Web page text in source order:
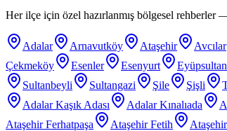
Her ilçe için özel hazırlanmış bölgesel rehberler
Adalar Arnavutköy Ataşehir Avcılar
Çekmeköy
Esenler Esenyurt Eyüpsultan
Sultanbeyli
Sultangazi Şile Şişli
Adalar Kaşık Adası
Adalar Kınalıada
Ataşehir Ferhatpaşa
Ataşehir Fetih